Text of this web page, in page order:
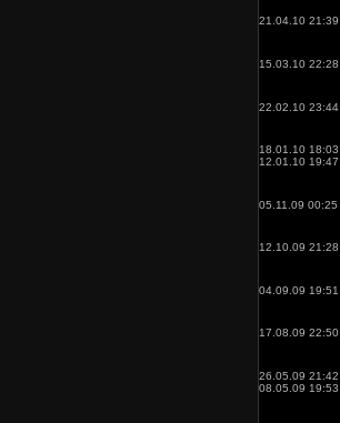
21.04.10 21:39
15.03.10 22:28
22.02.10 23:44
18.01.10 18:03
12.01.10 19:47
05.11.09 00:25
12.10.09 21:28
04.09.09 19:51
17.08.09 22:50
26.05.09 21:42
08.05.09 19:53